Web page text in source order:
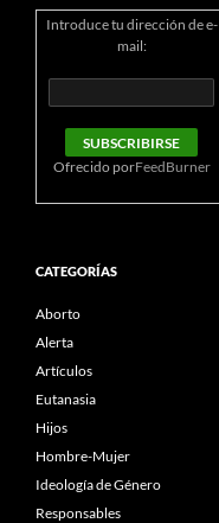
Introduce tu dirección de e-
mail:
Ofrecido porFeedBurner
CATEGORÍAS
Aborto
Alerta
Artículos
Eutanasia
Hijos
Hombre-Mujer
Ideología de Género
Responsables